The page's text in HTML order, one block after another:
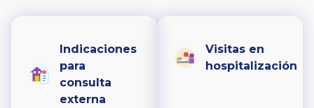
Indicaciones
para
consulta
externa
Visitas en
hospitalización